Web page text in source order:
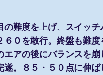
の難度を上げ、スイッチ
６０を敢行。終盤も難度
エアの後にバランスを崩
遂。８５・５０点に伸ば